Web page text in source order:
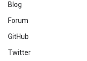
Blog
Forum
GitHub
Twitter